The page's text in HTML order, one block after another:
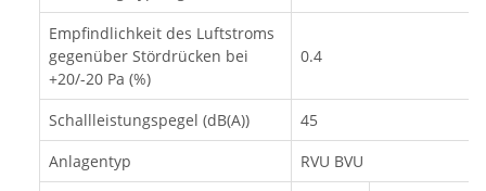
Empfindlichkeit des Luftstroms
gegenüber Stördrücken bei
+20/-20 Pa (%)
0.4
Schallleistungspegel (dB(A))
45
Anlagentyp
RVU BVU